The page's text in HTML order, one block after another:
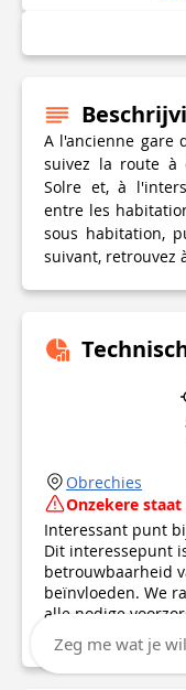
A l'ancienne gare
suivez la route à
Solre et, à
entre les
sous habitation,
suivant, retrouvez
Obrechies
Onzekere staat
Interessant punt
Dit interessepunt
betrouwbaarheid
beïnvloeden. We
alle nodige
auteur bent,
Zeg me wat je